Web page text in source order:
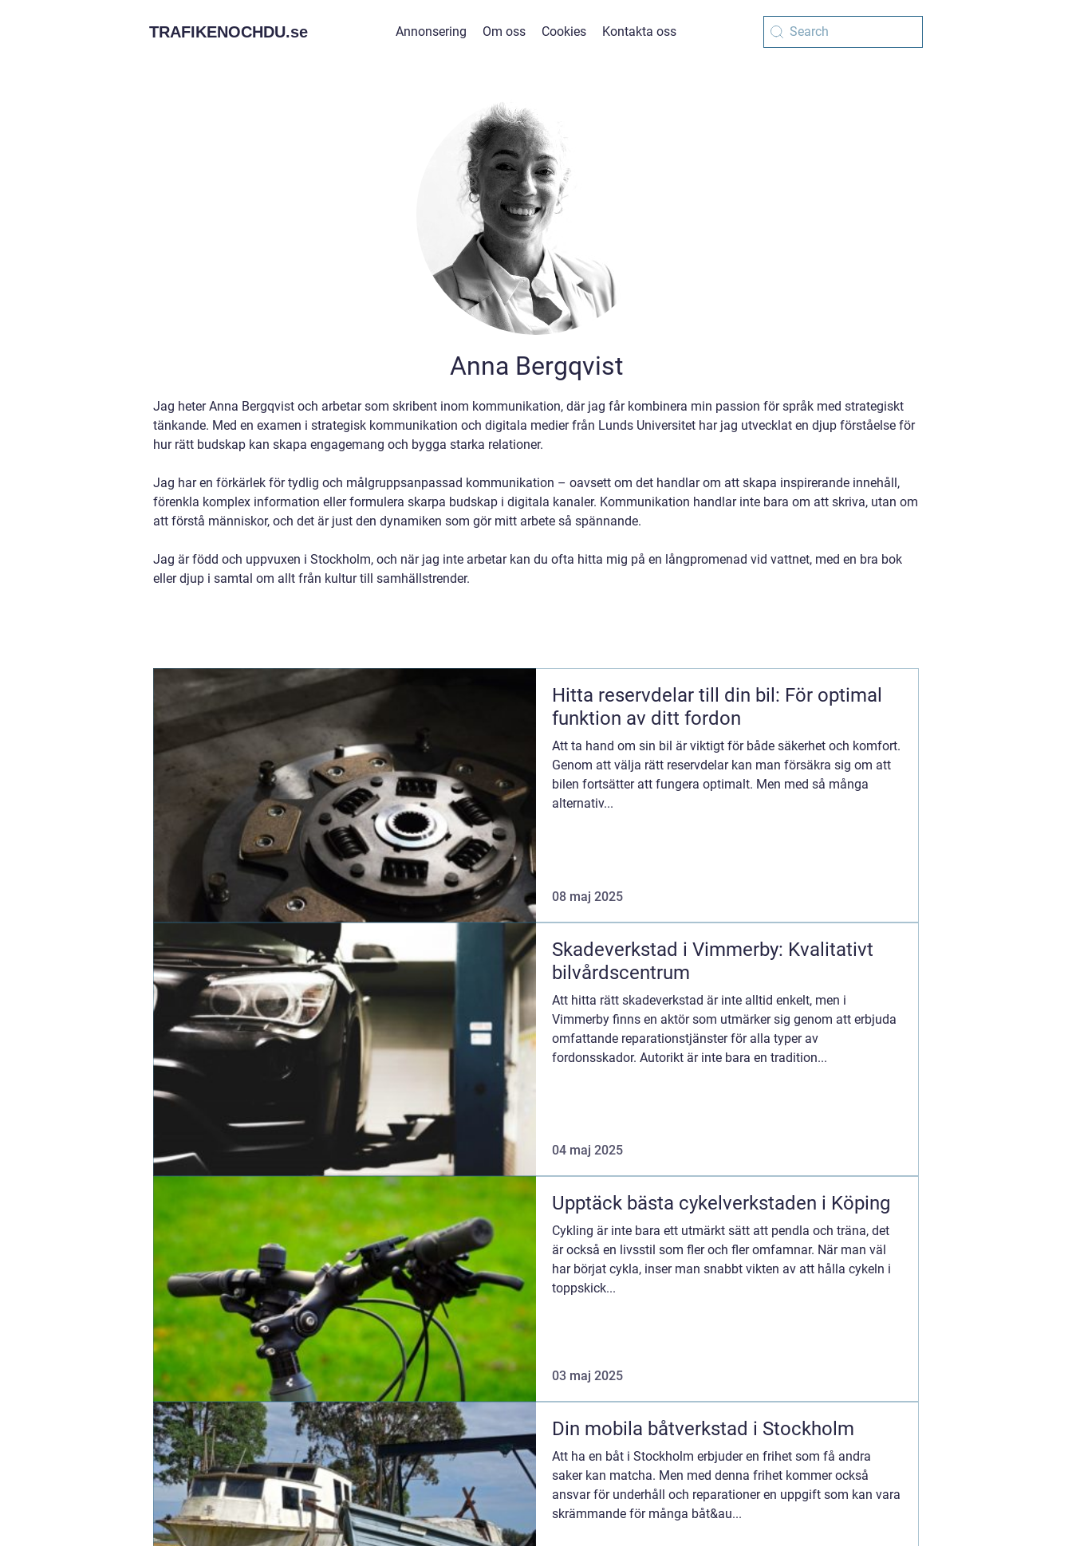
TRAFIKENOCHDU.se Annonsering Om oss Cookies Kontakta oss
Anna Bergqvist
Jag heter Anna Bergqvist och arbetar som skribent inom kommunikation, där jag får kombinera min passion för språk med strategiskt
tänkande. Med en examen i strategisk kommunikation och digitala medier från Lunds Universitet har jag utvecklat en djup förståelse för
hur rätt budskap kan skapa engagemang och bygga starka relationer.
Jag har en förkärlek för tydlig och målgruppsanpassad kommunikation – oavsett om det handlar om att skapa inspirerande innehåll,
förenkla komplex information eller formulera skarpa budskap i digitala kanaler. Kommunikation handlar inte bara om att skriva, utan om
att förstå människor, och det är just den dynamiken som gör mitt arbete så spännande.
Jag är född och uppvuxen i Stockholm, och när jag inte arbetar kan du ofta hitta mig på en långpromenad vid vattnet, med en bra bok
eller djup i samtal om allt från kultur till samhällstrender.
Hitta reservdelar till din bil: För optimal
funktion av ditt fordon
Att ta hand om sin bil är viktigt för både säkerhet och komfort.
Genom att välja rätt reservdelar kan man försäkra sig om att
bilen fortsätter att fungera optimalt. Men med så många
alternativ...
08 maj 2025
Skadeverkstad i Vimmerby: Kvalitativt
bilvårdscentrum
Att hitta rätt skadeverkstad är inte alltid enkelt, men i
Vimmerby finns en aktör som utmärker sig genom att erbjuda
omfattande reparationstjänster för alla typer av
fordonsskador. Autorikt är inte bara en tradition...
04 maj 2025
Upptäck bästa cykelverkstaden i Köping
Cykling är inte bara ett utmärkt sätt att pendla och träna, det
är också en livsstil som fler och fler omfamnar. När man väl
har börjat cykla, inser man snabbt vikten av att hålla cykeln i
toppskick...
03 maj 2025
Din mobila båtverkstad i Stockholm
Att ha en båt i Stockholm erbjuder en frihet som få andra
saker kan matcha. Men med denna frihet kommer också
ansvar för underhåll och reparationer en uppgift som kan vara
skrämmande för många båt&au...